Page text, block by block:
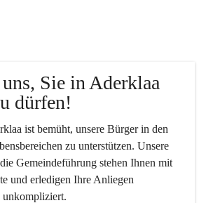
Sie in Aderklaa
dürfen!
ist bemüht, unsere Bürger in den
zu unterstützen. Unsere
Gemeindeführung stehen Ihnen mit
und erledigen Ihre Anliegen
unkompliziert.